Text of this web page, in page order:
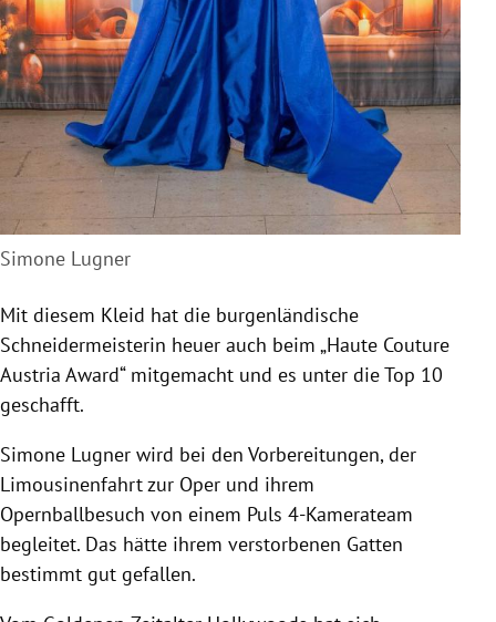
Simone Lugner
Mit diesem Kleid hat die burgenländische
Schneidermeisterin heuer auch beim „Haute Couture
Austria Award“ mitgemacht und es unter die Top 10
geschafft.
Simone Lugner wird bei den Vorbereitungen, der
Limousinenfahrt zur Oper und ihrem
Opernballbesuch von einem Puls 4-Kamerateam
begleitet. Das hätte ihrem verstorbenen Gatten
bestimmt gut gefallen.